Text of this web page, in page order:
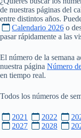
de nuestras páginas del
entre distintos años.
Calendario 2026 o
pasar rápidamente a las
El número de la semana
nuestra página Número
en tiempo real.
Todos los números de
2021 2022
2027
2028